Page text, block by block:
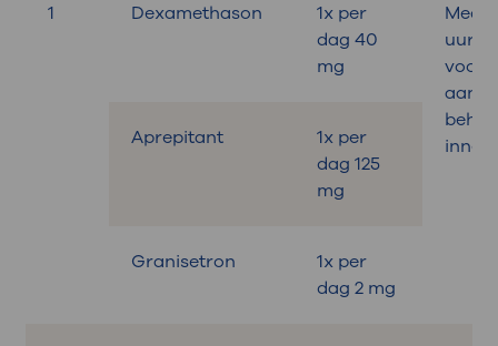
1 Dexamethason
1x per
dag 40
mg
uur
aan
Aprepitant
1x per
dag 125
mg
Granisetron
1x per
dag 2 mg